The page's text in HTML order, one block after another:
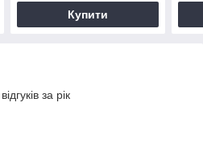
Купити
за рік